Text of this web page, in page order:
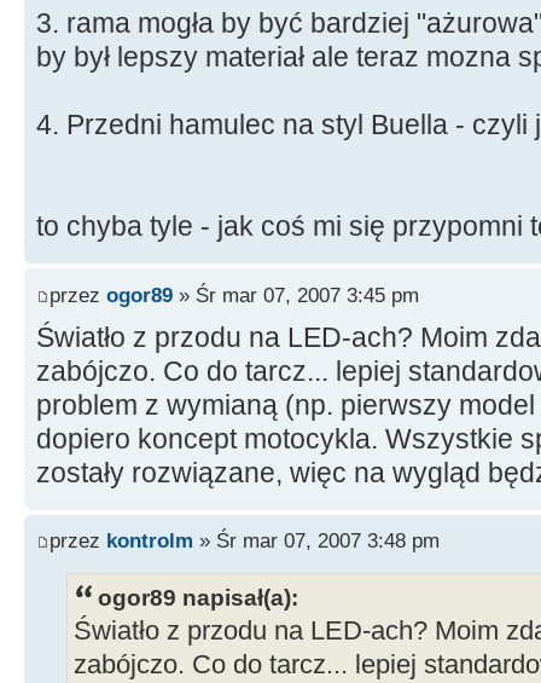
3. rama mogła by być bardziej
by był lepszy materiał ale teraz mozna
4. Przedni hamulec na styl Buella - czyli
to chyba tyle - jak coś mi się przypomni
przez ogor89 » Śr mar 07, 2007 3:45 pm
Światło z przodu na LED-ach? Moim
zabójczo. Co do tarcz... lepiej
problem z wymianą (np. pierwszy
dopiero koncept motocykla. Wszystkie
zostały rozwiązane, więc na wygląd
przez kontrolm » Śr mar 07, 2007 3:48 pm
ogor89 napisał(a):
Światło z przodu na LED-ach? Moim
zabójczo. Co do tarcz... lepiej